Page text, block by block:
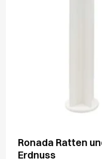
Ronada Ratten
Erdnuss